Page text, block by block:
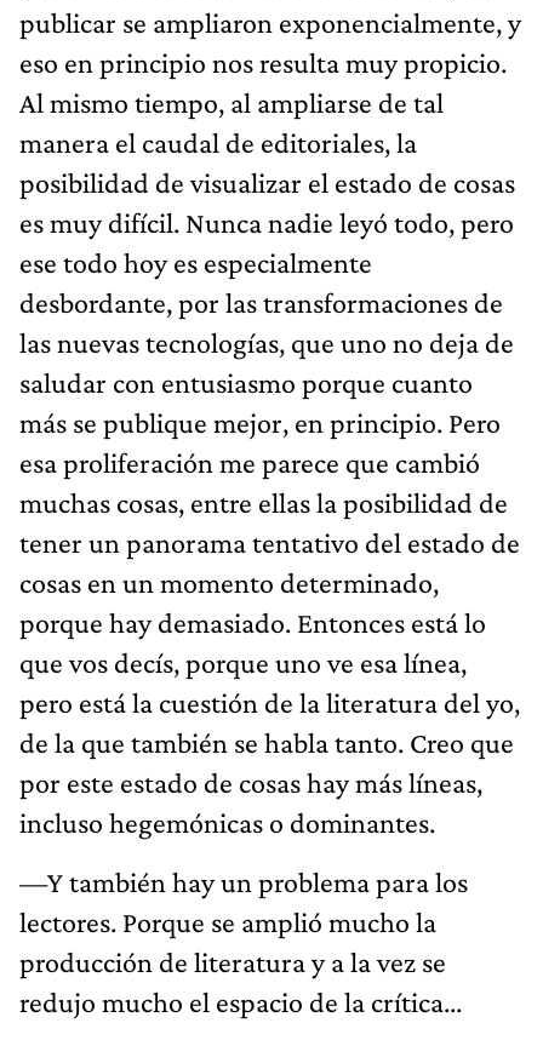
publicar se ampliaron exponencialmente, y
eso en principio nos resulta muy propicio.
Al mismo tiempo, al ampliarse de tal
manera el caudal de editoriales, la
posibilidad de visualizar el estado de cosas
es muy difícil. Nunca nadie leyó todo, pero
ese todo hoy es especialmente
desbordante, por las transformaciones de
las nuevas tecnologías, que uno no deja de
saludar con entusiasmo porque cuanto
más se publique mejor, en principio. Pero
esa proliferación me parece que cambió
muchas cosas, entre ellas la posibilidad de
tener un panorama tentativo del estado de
cosas en un momento determinado,
porque hay demasiado. Entonces está lo
que vos decís, porque uno ve esa línea,
pero está la cuestión de la literatura del yo,
de la que también se habla tanto. Creo que
por este estado de cosas hay más líneas,
incluso hegemónicas o dominantes.
—Y también hay un problema para los
lectores. Porque se amplió mucho la
producción de literatura y a la vez se
redujo mucho el espacio de la crítica...